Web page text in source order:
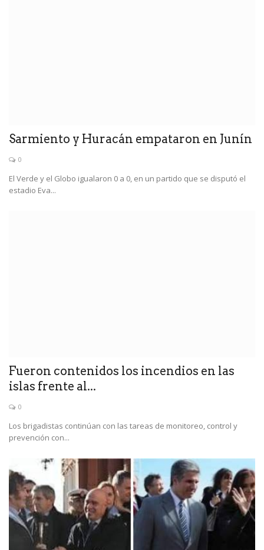
Sarmiento y Huracán empataron en Junín
0
El Verde y el Globo igualaron 0 a 0, en un partido que se disputó el
estadio Eva...
Fueron contenidos los incendios en las
islas frente al...
0
Los brigadistas continúan con las tareas de monitoreo, control y
prevención con...